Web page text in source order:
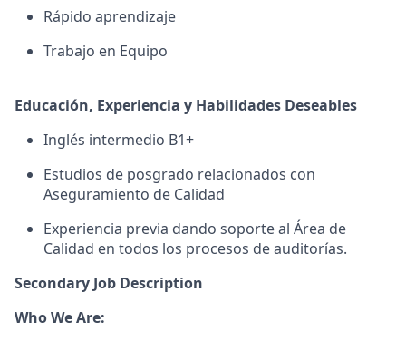
Rápido aprendizaje
Trabajo en Equipo
Educación, Experiencia y Habilidades Deseables
Inglés intermedio B1+
Estudios de posgrado relacionados con
Aseguramiento de Calidad
Experiencia previa dando soporte al Área de
Calidad en todos los procesos de auditorías.
Secondary Job Description
Who We Are: